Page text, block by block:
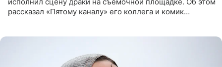
рассказал «Пятому каналу» его коллега и комик